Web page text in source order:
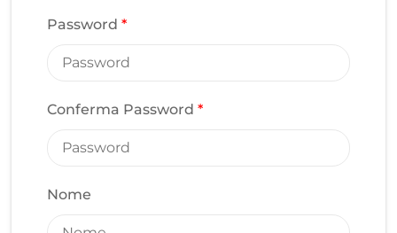
Password *
Conferma Password *
Nome